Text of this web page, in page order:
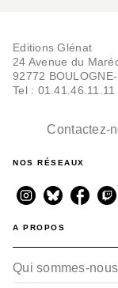
Editions Glénat
24 Avenue du
92772
Tel : 01.41.46.11.11
Contactez-
NOS RÉSEAUX
A PROPOS
Qui sommes-